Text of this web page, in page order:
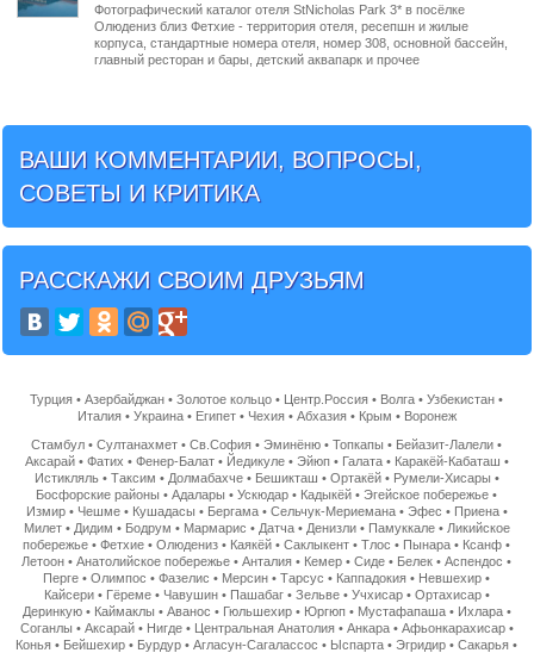
Фотографический каталог отеля StNicholas Park 3* в посёлке
Олюдениз близ Фетхие - территория отеля, ресепшн и жилые
корпуса, стандартные номера отеля, номер 308, основной бассейн,
главный ресторан и бары, детский аквапарк и прочее
ВАШИ КОММЕНТАРИИ, ВОПРОСЫ,
СОВЕТЫ И КРИТИКА
РАССКАЖИ СВОИМ ДРУЗЬЯМ
Турция •Азербайджан •Золотое кольцо • Центр.Россия • Волга •Узбекистан •
Италия• Украина• Египет• Чехия• Абхазия• Крым • Воронеж
Стамбул •Султанахмет •Св.София •Эминёню •Топкапы • Бейазит-Лалели •
Аксарай• Фатих • Фенер-Балат• Йедикуле• Эйюп• Галата• Каракёй-Кабаташ •
Истикляль• Таксим • Долмабахче• Бешикташ • Ортакёй• Румели-Хисары •
Босфорские районы •Адалары •Ускюдар • Кадыкёй •Эгейское побережье •
Измир• Чешме• Кушадасы • Бергама• Сельчук-Мериемана• Эфес • Приена•
Милет• Дидим • Бодрум • Мармарис • Датча• Денизли• Памуккале• Ликийское
побережье •Фетхие •Олюдениз • Каякёй •Саклыкент •Тлос • Пынара • Ксанф •
Летоон •Анатолийское побережье •Анталия • Кемер •Сиде • Белек •Аспендос •
Перге •Олимпос •Фазелис • Мерсин •Тарсус • Каппадокия • Невшехир •
Кайсери• Гёреме• Чавушин• Пашабаг• Зельве• Учхисар• Ортахисар•
Деринкую• Каймаклы • Аванос • Гюльшехир• Юргюп• Мустафапаша• Ихлара•
Соганлы • Аксарай• Нигде• Центральная Анатолия• Анкара• Афьонкарахисар•
Конья • Бейшехир • Бурдур •Агласун-Сагалассос • Ыспарта •Эгридир •Сакарья •